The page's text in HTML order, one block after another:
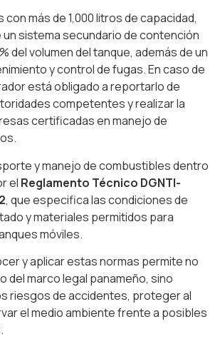
más de 1,000 litros de capacidad,
sistema secundario de contención
del volumen del tanque, además de un
y control de fugas. En caso de
está obligado a reportarlo de
competentes y realizar la
certificadas en manejo de
y manejo de combustibles dentro
el Reglamento Técnico DGNTI-
, que especifica las condiciones de
y materiales permitidos para
móviles.
y aplicar estas normas permite no
del marco legal panameño, sino
riesgos de accidentes, proteger al
el medio ambiente frente a posibles